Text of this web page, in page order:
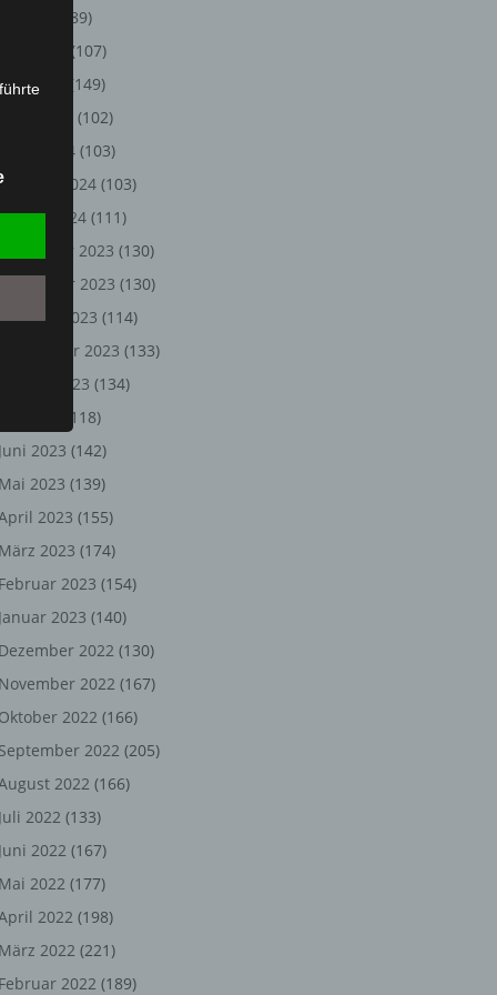
(89)
(107)
Mai 2024
(149)
(102)
März 2024 (103)
2024 (103)
2024 (111)
Dezember 2023 (130)
November 2023 (130)
2023 (114)
September 2023 (133)
August 2023 (134)
(118)
Juni 2023 (142)
Mai 2023 (139)
2023 (155)
März 2023 (174)
Februar 2023 (154)
Januar 2023 (140)
Dezember 2022 (130)
November 2022 (167)
Oktober 2022 (166)
September 2022 (205)
2022 (166)
Juli 2022 (133)
Juni 2022 (167)
Mai 2022 (177)
2022 (198)
März 2022 (221)
Februar 2022 (189)
oder